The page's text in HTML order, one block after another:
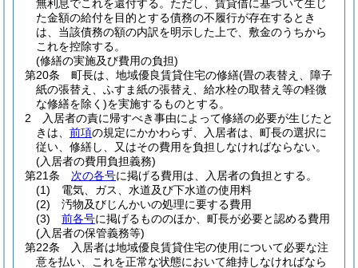
無利息でこれを還付する。 ただし、賃貸借に基づいて生じ
た金額の給付を目的とする債務の不履行が存在するとき
は、当該債務の額の内訳を明示した上で、敷金のうちから
これを控除する。
(修繕の実施及び費用の負担)
第20条
町長は、地域優良賃貸住宅の修繕(畳の表替え、障子
紙の張替え、ふすま紙の張替え、給水栓の取替え等の軽微
な修繕を除く)を実施するものとする。
2
入居者の責に帰すべき事由によって修繕の必要が生じたと
きは、 前項の規定にかかわらず、入居者は、町長の選択に
従い、修繕し、又はその費用を負担しなければならない。
(入居者の費用負担義務)
第21条
次の各号に掲げる費用は、入居者の負担とする。
(1)
電気、ガス、水道及び下水道の使用料
(2)
汚物及びじんかいの処理に要する費用
(3)
前各号に掲げるもののほか、町長が必要と認める費用
(入居者の保管義務等)
第22条
入居者は地域優良賃貸住宅の使用について必要な注
意を払い、これを正常な状態において維持しなければなら